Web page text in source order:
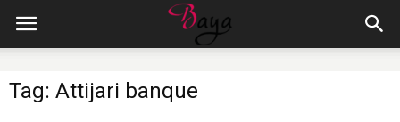
Tag: Attijari banque